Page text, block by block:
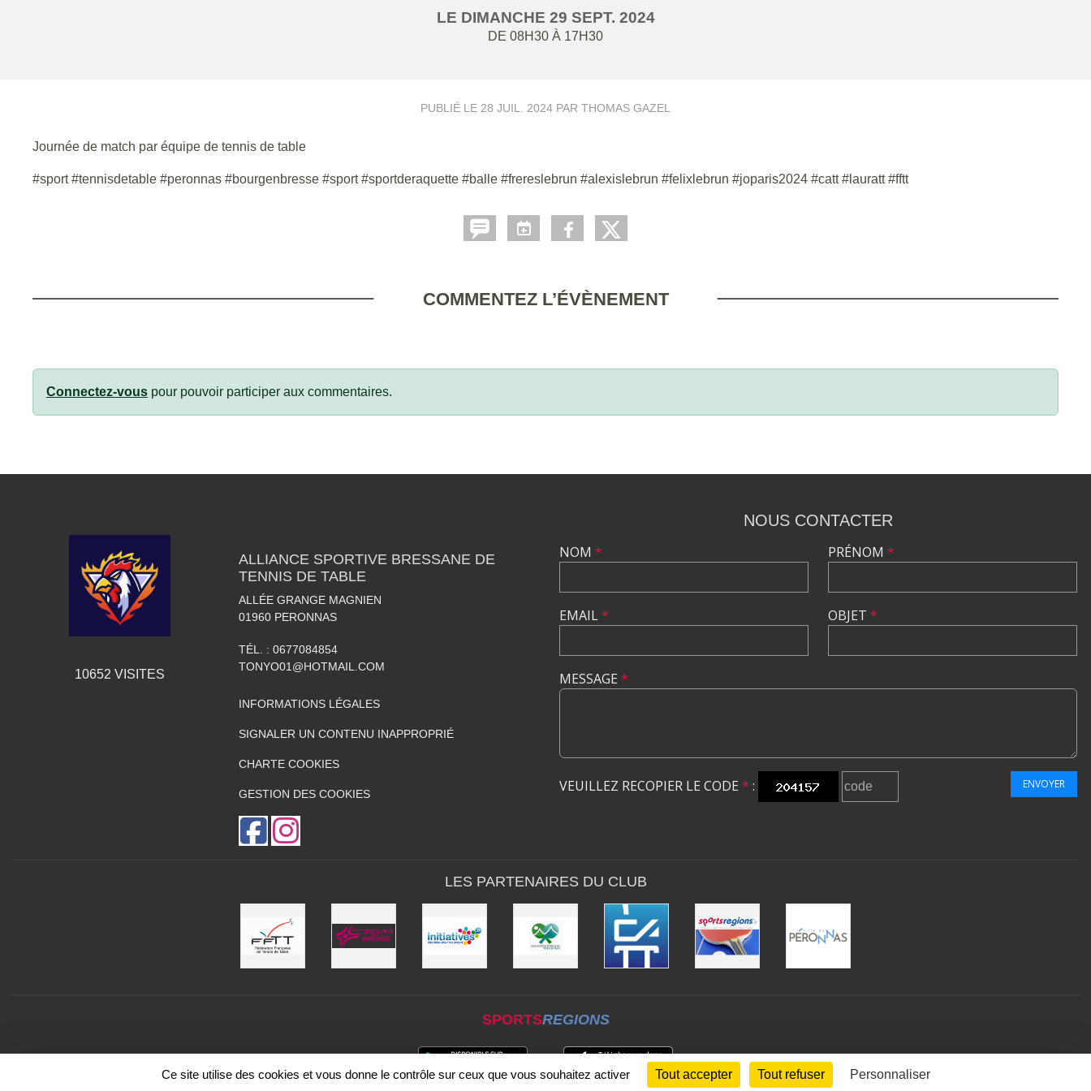
LE DIMANCHE 29 SEPT. 2024
DE 08H30 À 17H30
PUBLIÉ LE 28 JUIL. 2024 PAR THOMAS GAZEL
Journée de match par équipe de tennis de table
#sport #tennisdetable #peronnas #bourgenbresse #sport #sportderaquette #balle #frereslebrun #alexislebrun #felixlebrun #joparis2024 #catt #lauratt #fftt
COMMENTEZ L’ÉVÈNEMENT
Connectez-vous pour pouvoir participer aux commentaires.
10652 VISITES
ALLIANCE SPORTIVE BRESSANE DE
TENNIS DE TABLE
ALLÉE GRANGE MAGNIEN
01960 PERONNAS
TÉL. : 0677084854
TONYO01@HOTMAIL.COM
INFORMATIONS LÉGALES
SIGNALER UN CONTENU INAPPROPRIÉ
CHARTE COOKIES
GESTION DES COOKIES
NOUS CONTACTER
NOM *
EMAIL*
PRÉNOM *
OBJET *
MESSAGE *
VEUILLEZ RECOPIER LE CODE * : ENVOYER
LES PARTENAIRES DU CLUB
SPORTSREGIONS
Ce site utilise des cookies et vous donne le contrôle sur ceux que vous souhaitez activer Tout accepter Tout refuser Personnaliser